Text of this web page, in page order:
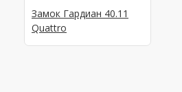
Замок Гардиан 40.11
Quattro